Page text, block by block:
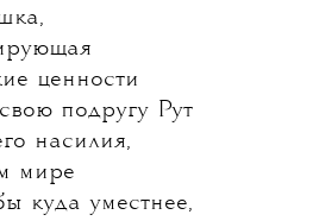
ценности
подругу Рут
насилия,
мире
куда уместнее,